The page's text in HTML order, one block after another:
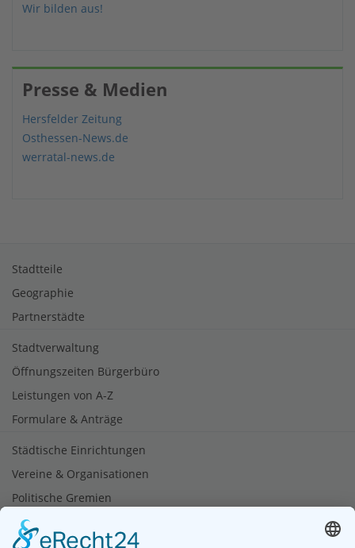
Wir bilden aus!
Presse & Medien
Hersfelder Zeitung
Osthessen-News.de
werratal-news.de
Stadtteile
Geographie
Partnerstädte
Stadtverwaltung
Öffnungszeiten Bürgerbüro
Leistungen von A-Z
Formulare & Anträge
Städtische Einrichtungen
Vereine & Organisationen
Politische Gremien
Tourismus